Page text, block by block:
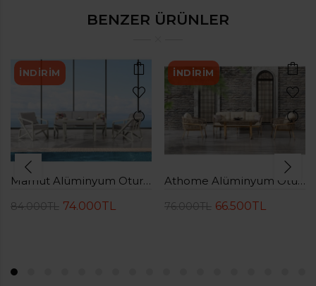
BENZER ÜRÜNLER
İNDIRIM
Mamut Alüminyum Oturma Grubu( 3+1+1+Sehpa)
84.000TL 74.000TL
İNDIRIM
Athome Alüminyum Oturma Grubu( 3+1+1+Sehpa)
76.000TL 66.500TL